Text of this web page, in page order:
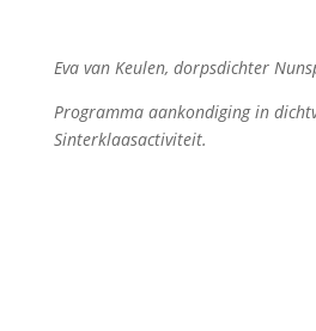
Eva van Keulen, dorpsdichter
Programma aankondiging in
Sinterklaasactiviteit.